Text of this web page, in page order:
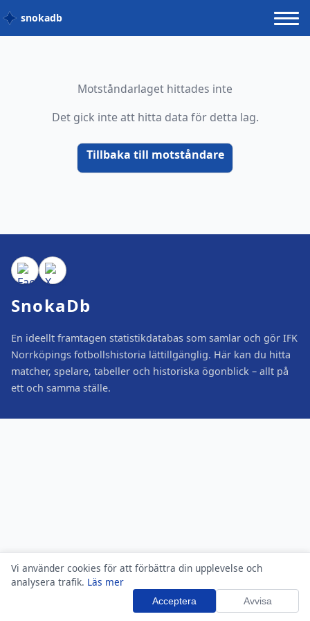
Vi använder cookies för att förbättra din upplevelse och
analysera trafik. Läs mer
Acceptera Avvisa
snokadb
Motståndarlaget hittades inte
Det gick inte att hitta data för detta lag.
Tillbaka till motståndare
SnokaDb
En ideellt framtagen statistikdatabas som samlar och gör IFK
Norrköpings fotbollshistoria lättillgänglig. Här kan du hitta
matcher, spelare, tabeller och historiska ögonblick – allt på
ett och samma ställe.